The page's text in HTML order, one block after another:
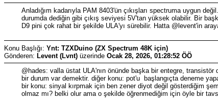
Anladığım kadarıyla PAM 8403'ün çıkışları spectruma uygun
durumda dediğin gibi çıkış seviyesi 5V'tan yüksek olabilir. Bir
D9 pini çok rahat bir şekilde ULA'yı sürebilir. Hatta @levent'in
Konu Başlığı: Ynt: TZXDuino (ZX Spectrum 48K için)
Gönderen: Levent (Lvnt) üzerinde Ocak 28, 2026, 01:28:52 ÖÖ
@hades: valla üstat ULA'nın önünde başka bir entegre,
bir durum var demektir. diğer konu: pot'u başlangıçta deneme
bir konu: sinyal kırpmak için ben zener diyot değil gösterdiğim
olmaz mı? belki olur ama o şekilde öğrenmediğim için öyle bir